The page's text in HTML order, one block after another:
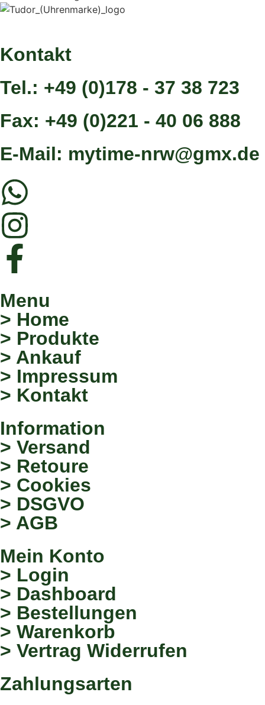
Kontakt
Tel.: +49 (0)178 - 37 38 723
Fax: +49 (0)221 - 40 06 888
E-Mail: mytime-nrw@gmx.de
Menu
> Home
> Produkte
> Ankauf
> Impressum
> Kontakt
Information
> Versand
> Retoure
> Cookies
> DSGVO
> AGB
Mein Konto
> Login
> Dashboard
> Bestellungen
> Warenkorb
> Vertrag Widerrufen
Zahlungsarten